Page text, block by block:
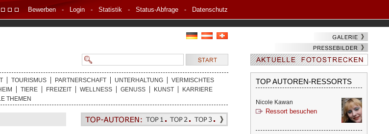
Bewerben- Login- Statistik- Status-Abfrage- Datenschutz
TOURISMUS PARTNERSCHAFT UNTERHALTUNG
VERMISCHTES
TIERE FREIZEIT WELLNESS GENUSS KUNST
KARRIERE
THEMEN
TOP AUTOREN-RESSORTS
Nicole Kawan
Ressort besuchen